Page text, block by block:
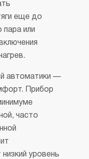
еще до
пара или
автоматики —
Прибор
часто
уровень